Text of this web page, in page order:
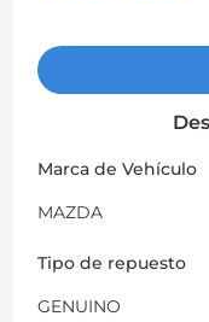
Marca de Vehículo
MAZDA
Tipo de repuesto
GENUINO
. mazda 2